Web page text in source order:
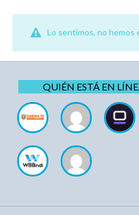
Lo sentimos, no hemos
QUIÉN ESTÁ EN